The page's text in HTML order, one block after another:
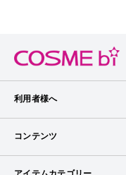
利用者様へ
メンバーログイン
コンテンツ
ランキング